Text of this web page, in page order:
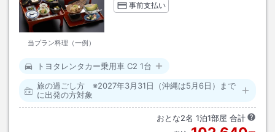
当プラン料理（一例）
事前支払い
トヨタレンタカー乗用車 C2 1台
旅の過ごし方 ※2027年3月31日（沖縄は5月6日）まで
に出発の方対象
おとな2名 1泊1部屋 合計